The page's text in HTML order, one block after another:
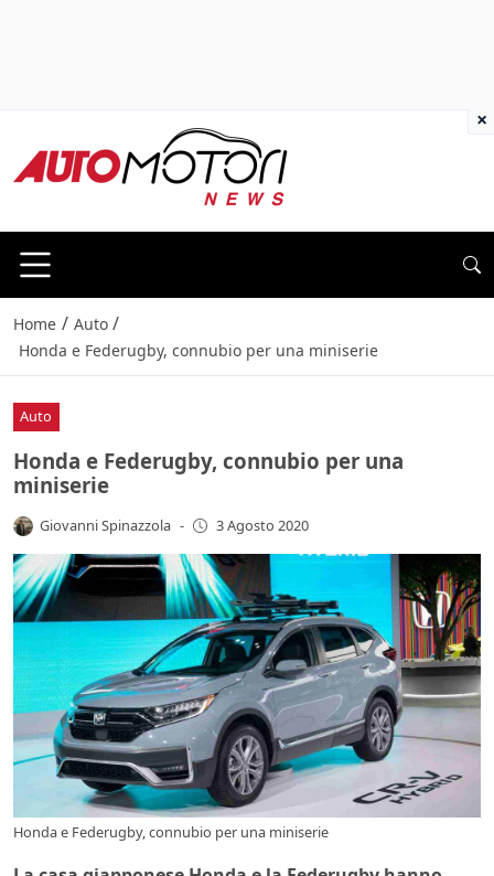
Home / Auto /
Honda e Federugby, connubio per una miniserie
Auto
Honda e Federugby, connubio per una
miniserie
Giovanni Spinazzola - 3 Agosto 2020
Honda e Federugby, connubio per una miniserie
×